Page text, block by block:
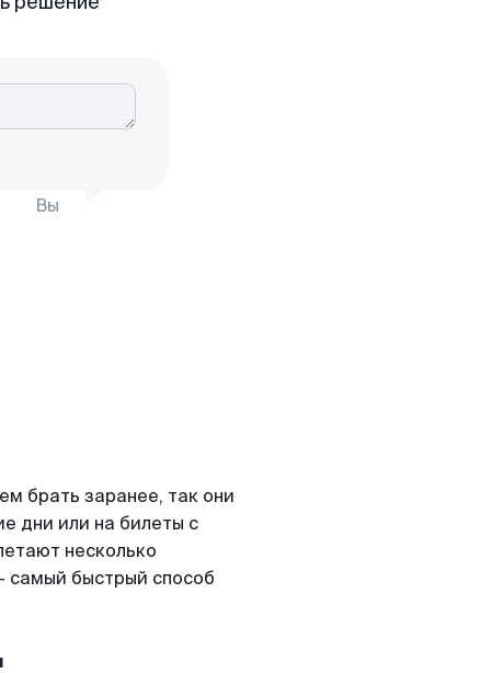
Вы
брать заранее, так они
дни или на билеты с
несколько
самый быстрый способ